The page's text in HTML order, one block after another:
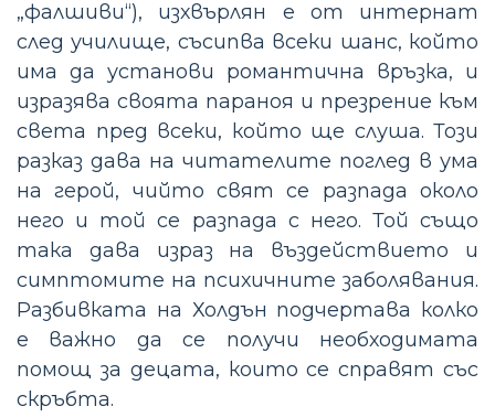
„фалшиви“), изхвърлян е от интернат
след училище, съсипва всеки шанс, който
има да установи романтична връзка, и
изразява своята параноя и презрение към
света пред всеки, който ще слуша. Този
разказ дава на читателите поглед в ума
на герой, чийто свят се разпада около
него и той се разпада с него. Той също
така дава израз на въздействието и
симптомите на психичните заболявания.
Разбивката на Холдън подчертава колко
е важно да се получи необходимата
помощ за децата, които се справят със
скръбта.